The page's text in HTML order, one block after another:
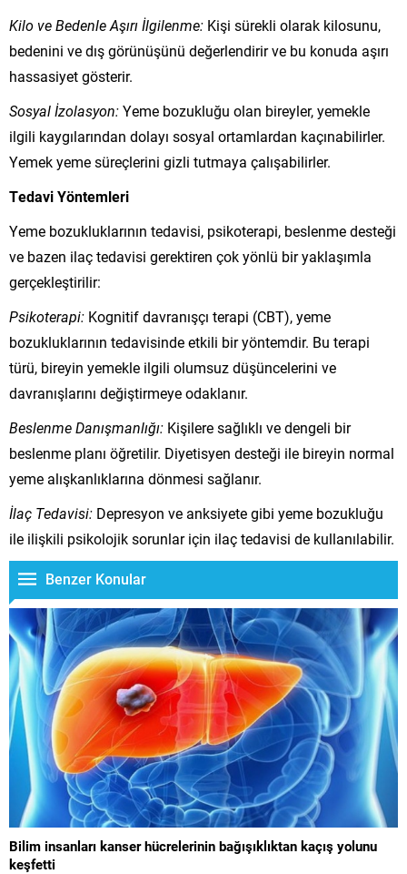
Kilo ve Bedenle Aşırı İlgilenme: Kişi sürekli olarak kilosunu,
bedenini ve dış görünüşünü değerlendirir ve bu konuda aşırı
hassasiyet gösterir.
Sosyal İzolasyon:Yeme bozukluğu olan bireyler, yemekle
ilgili kaygılarından dolayı sosyal ortamlardan kaçınabilirler.
Yemek yeme süreçlerini gizli tutmaya çalışabilirler.
Tedavi Yöntemleri
Yeme bozukluklarının tedavisi, psikoterapi, beslenme desteği
ve bazen ilaç tedavisi gerektiren çok yönlü bir yaklaşımla
gerçekleştirilir:
Psikoterapi: Kognitif davranışçı terapi (CBT), yeme
bozukluklarının tedavisinde etkili bir yöntemdir. Bu terapi
türü, bireyin yemekle ilgili olumsuz düşüncelerini ve
davranışlarını değiştirmeye odaklanır.
Beslenme Danışmanlığı: Kişilere sağlıklı ve dengeli bir
beslenme planı öğretilir. Diyetisyen desteği ile bireyin normal
yeme alışkanlıklarına dönmesi sağlanır.
İlaç Tedavisi: Depresyon ve anksiyete gibi yeme bozukluğu
ile ilişkili psikolojik sorunlar için ilaç tedavisi de kullanılabilir.
Benzer Konular
Bilim insanları kanser hücrelerinin bağışıklıktan kaçış yolunu
keşfetti